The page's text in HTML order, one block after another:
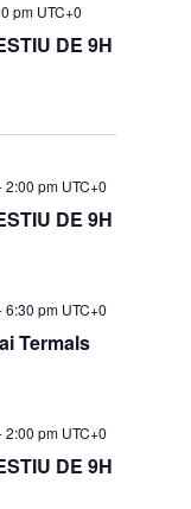
DE 9H
pm UTC+0
DE 9H
2:00 pm UTC+0
Termals
6:30 pm UTC+0
DE 9H
2:00 pm UTC+0